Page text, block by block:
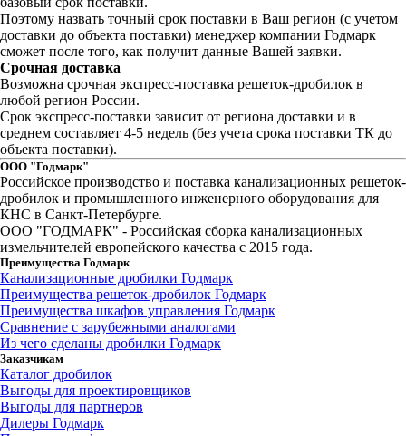
Поэтому назвать точный срок поставки в Ваш регион (с учетом
доставки до объекта поставки) менеджер компании Годмарк
сможет после того, как получит данные Вашей заявки.
Срочная доставка
Возможна срочная экспресс-поставка решеток-дробилок в
любой регион России.
Срок экспресс-поставки зависит от региона доставки и в
среднем составляет 4-5 недель (без учета срока поставки ТК до
объекта поставки).
ООО "Годмарк"
Российское производство и поставка канализационных решеток-
дробилок и промышленного инженерного оборудования для
КНС в Санкт-Петербурге.
ООО "ГОДМАРК" - Российская сборка канализационных
измельчителей европейского качества с 2015 года.
Преимущества Годмарк
Канализационные дробилки Годмарк
Преимущества решеток-дробилок Годмарк
Преимущества шкафов управления Годмарк
Сравнение с зарубежными аналогами
Из чего сделаны дробилки Годмарк
Заказчикам
Каталог дробилок
Выгоды для проектировщиков
Выгоды для партнеров
Дилеры Годмарк